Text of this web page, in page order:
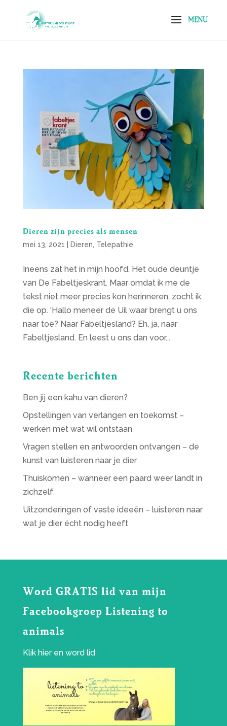
Dieren zijn precies als mensen
mei 13, 2021 Dieren, Telepathie
Ineens zat het in mijn hoofd. Het oude deuntje
van De Fabeltjeskrant. Maar omdat ik me de
tekst niet meer precies kon herinneren, zocht ik
die op. ‘Hallo meneer de Uil waar brengt u ons
naar toe? Naar Fabeltjesland? Eh, ja, naar
Fabeltjesland. En leest u ons dan voor...
Recente berichten
Ben jij een kahu van dieren?
Opstellingen van verlangen en toekomst –
werken met wat wil ontstaan
Vragen stellen en antwoorden ontvangen – de
kunst van luisteren naar je dier
Thuiskomen – wanneer een paard weer landt in
zichzelf
Uitzonderingen of vaste ideeën – luisteren naar
wat je dier écht nodig heeft
Word GRATIS lid van mijn
Facebookgroep Listening to
animals
Klik hieren word lid